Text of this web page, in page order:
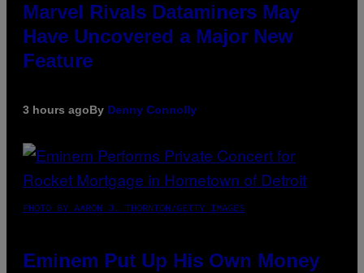
Marvel Rivals Dataminers May
Have Uncovered a Major New
Feature
3 hours agoBy Denny Connolly
PHOTO BY AARON J. THORNTON/GETTY IMAGES
Eminem Put Up His Own Money